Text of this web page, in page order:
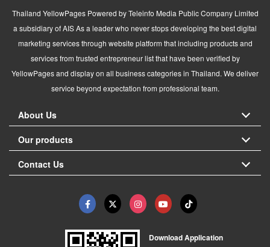
Thailand YellowPages Powered by Teleinfo Media Public Company Limited
a subsidiary of AIS As a leader who never stops developing the best digital
marketing services through website platform that including products and
services from trusted entrepreneur list that have been verified by
YellowPages and display on all business categories in Thailand. We deliver
service beyond expectation from professional team.
About Us
Our products
Contact Us
Download Application